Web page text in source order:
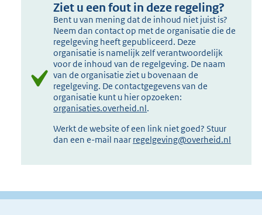
Ziet u een fout in deze regeling?
Bent u van mening dat de inhoud niet juist is?
Neem dan contact op met de organisatie die de
regelgeving heeft gepubliceerd. Deze
organisatie is namelijk zelf verantwoordelijk
voor de inhoud van de regelgeving. De naam
van de organisatie ziet u bovenaan de
regelgeving. De contactgegevens van de
organisatie kunt u hier opzoeken:
organisaties.overheid.nl.
Werkt de website of een link niet goed? Stuur
dan een e-mail naar regelgeving@overheid.nl